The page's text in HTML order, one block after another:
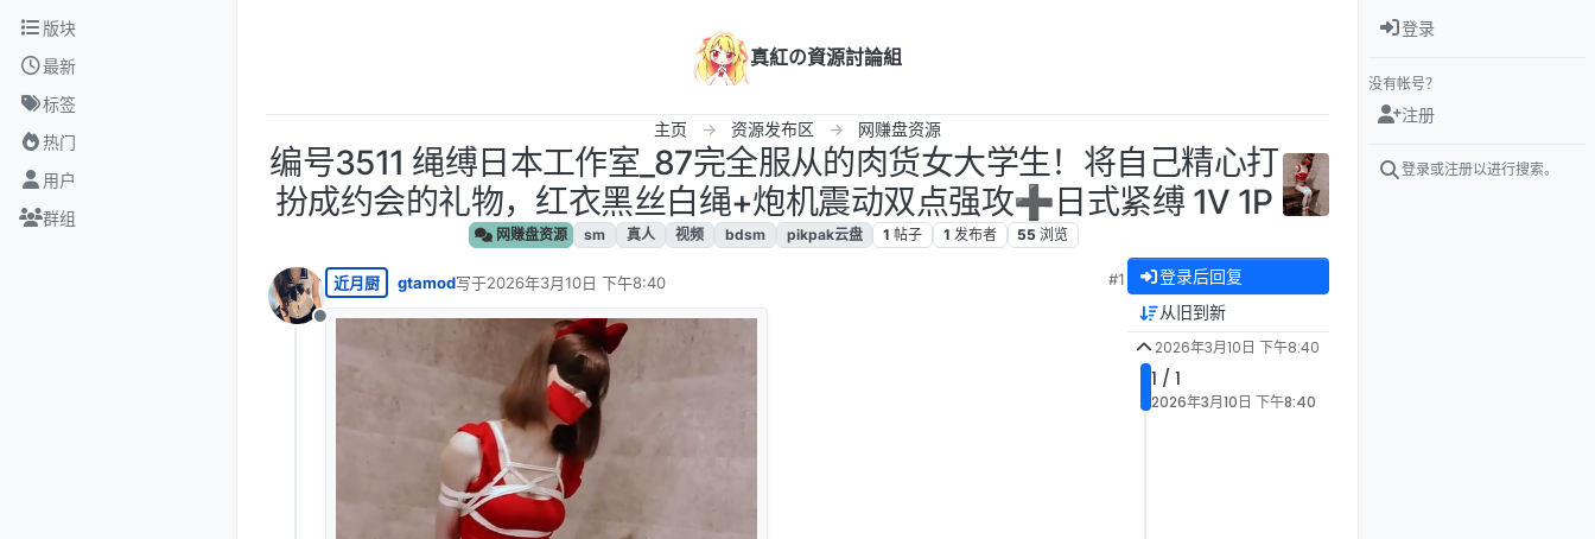
跳转至内容
版块
最新
标签
热门
用户
群组
真紅の資源討論組
主页 资源发布区 网赚盘资源
编号3511 绳缚日本工作室_87完全服从的肉货女大学生！将自己精心打
扮成约会的礼物，红衣黑丝白绳+炮机震动双点强攻➕日式紧缚 1V 1P
网赚盘资源 sm 真人 视频 bdsm pikpak云盘 1 帖子 1 发布者 55 浏览
离线
近月厨 gtamod写于2026年3月10日 下午8:40
最后由 编辑
#1 登录后回复
从旧到新
2026年3月10日 下午8:40
1 / 1
2026年3月10日 下午8:40
登录
没有帐号？
注册
登录或注册以进行搜索。